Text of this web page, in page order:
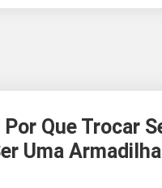
Que Trocar
Uma Armadilha